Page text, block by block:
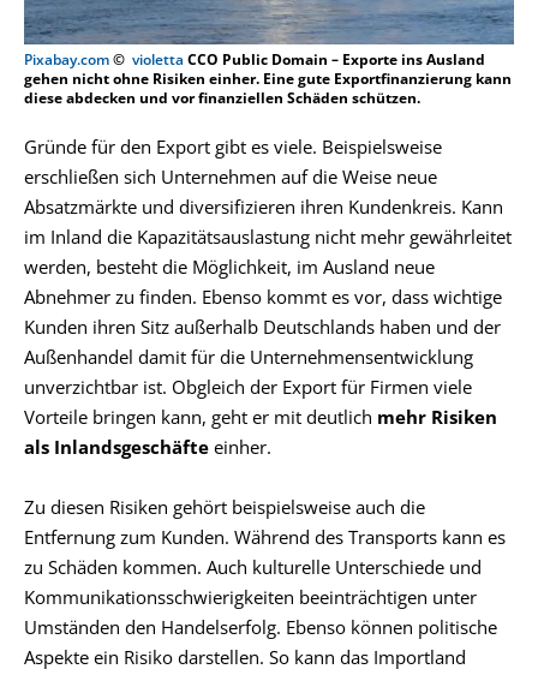
Pixabay.com© violetta CCO Public Domain – Exporte ins Ausland
gehen nicht ohne Risiken einher. Eine gute Exportfinanzierung kann
diese abdecken und vor finanziellen Schäden schützen.
Gründe für den Export gibt es viele. Beispielsweise
erschließen sich Unternehmen auf die Weise neue
Absatzmärkte und diversifizieren ihren Kundenkreis. Kann
im Inland die Kapazitätsauslastung nicht mehr gewährleitet
werden, besteht die Möglichkeit, im Ausland neue
Abnehmer zu finden. Ebenso kommt es vor, dass wichtige
Kunden ihren Sitz außerhalb Deutschlands haben und der
Außenhandel damit für die Unternehmensentwicklung
unverzichtbar ist. Obgleich der Export für Firmen viele
Vorteile bringen kann, geht er mit deutlich mehr Risiken
als Inlandsgeschäfte einher.
Zu diesen Risiken gehört beispielsweise auch die
Entfernung zum Kunden. Während des Transports kann es
zu Schäden kommen. Auch kulturelle Unterschiede und
Kommunikationsschwierigkeiten beeinträchtigen unter
Umständen den Handelserfolg. Ebenso können politische
Aspekte ein Risiko darstellen. So kann das Importland